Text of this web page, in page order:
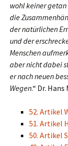
wohl keiner
die
der natürlichen
und der
Menschen
aber nicht dabei
er nach neuen
Wegen.“ Dr.
52. Artikel
51. Artikel
50. Artikel